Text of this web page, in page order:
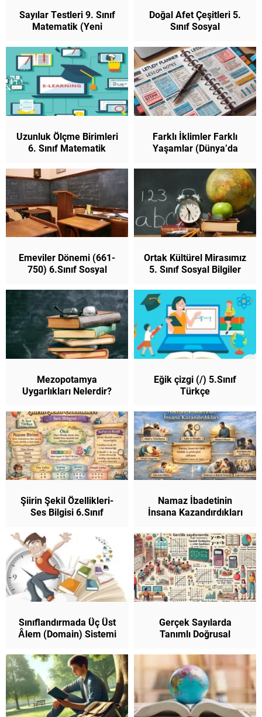
Sayılar Testleri 9. Sınıf
Matematik (Yeni
Doğal Afet Çeşitleri 5.
Sınıf Sosyal
Uzunluk Ölçme Birimleri
6. Sınıf Matematik
Farklı İklimler Farklı
Yaşamlar (Dünya’da
Çöz 6. Sınıf
Emeviler Dönemi (661-
750) 6.Sınıf Sosyal
Ortak Kültürel Mirasımız
5. Sınıf Sosyal Bilgiler
Mezopotamya
Uygarlıkları Nelerdir?
Eğik çizgi (/) 5.Sınıf
Türkçe
Şiirin Şekil Özellikleri-
Ses Bilgisi 6.Sınıf
Namaz İbadetinin
İnsana Kazandırdıkları
Sınıflandırmada Üç Üst
Âlem (Domain) Sistemi
Gerçek Sayılarda
Tanımlı Doğrusal
Özellikleri 9. Sınıf
Matematik (Yeni
Müfredat)